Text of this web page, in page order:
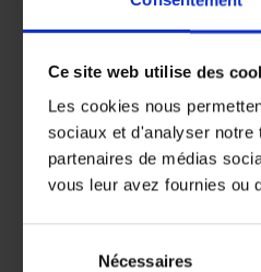
Ce site web utilise des
Les cookies nous
sociaux et d'analyser notre
partenaires de médias
vous leur avez fournies ou
Nécessaires